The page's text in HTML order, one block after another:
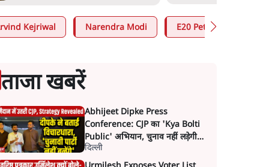
Kejriwal Narendra Modi E20 Petrol Controversy
ताजा खबरें
Abhijeet Dipke Press
Conference: CJP का 'Kya Bolti
Public' अभियान, चुनाव नहीं लड़ेगी
CJP!
दिल्ली